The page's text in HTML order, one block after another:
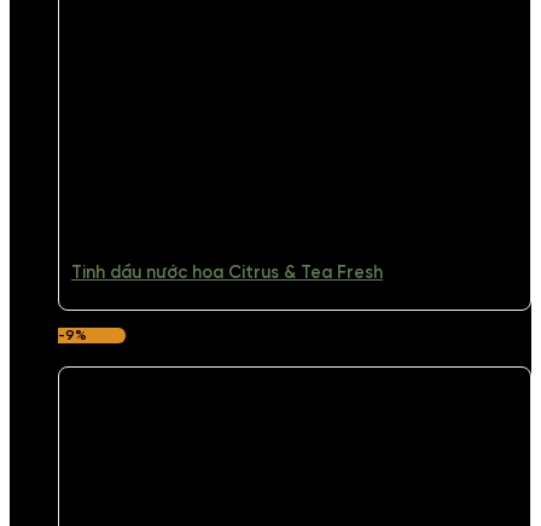
Tinh dầu nước hoa Citrus & Tea Fresh
-9%